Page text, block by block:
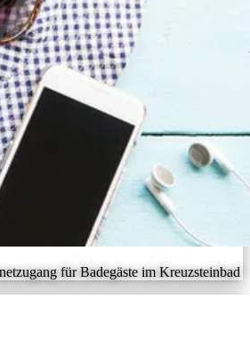
für Badegäste im Kreuzsteinbad